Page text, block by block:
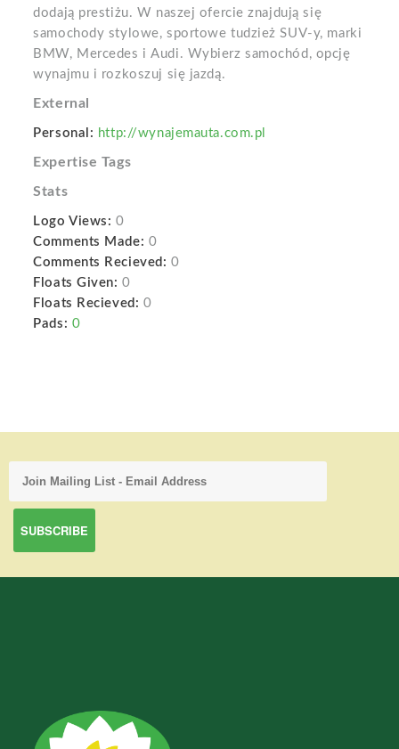
dodają prestiżu. W naszej ofercie znajdują się
samochody stylowe, sportowe tudzież SUV-y, marki
BMW, Mercedes i Audi. Wybierz samochód, opcję
wynajmu i rozkoszuj się jazdą.
External
Personal: http://wynajemauta.com.pl
Expertise Tags
Stats
Logo Views: 0
Comments Made: 0
Comments Recieved: 0
Floats Given: 0
Floats Recieved: 0
Pads: 0